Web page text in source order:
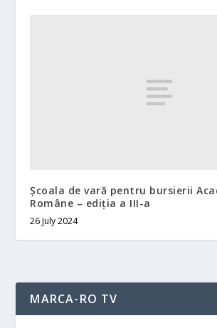
Școala de vară pentru bursierii
Române – ediția a III-a
26 July 2024
MARCA-RO TV